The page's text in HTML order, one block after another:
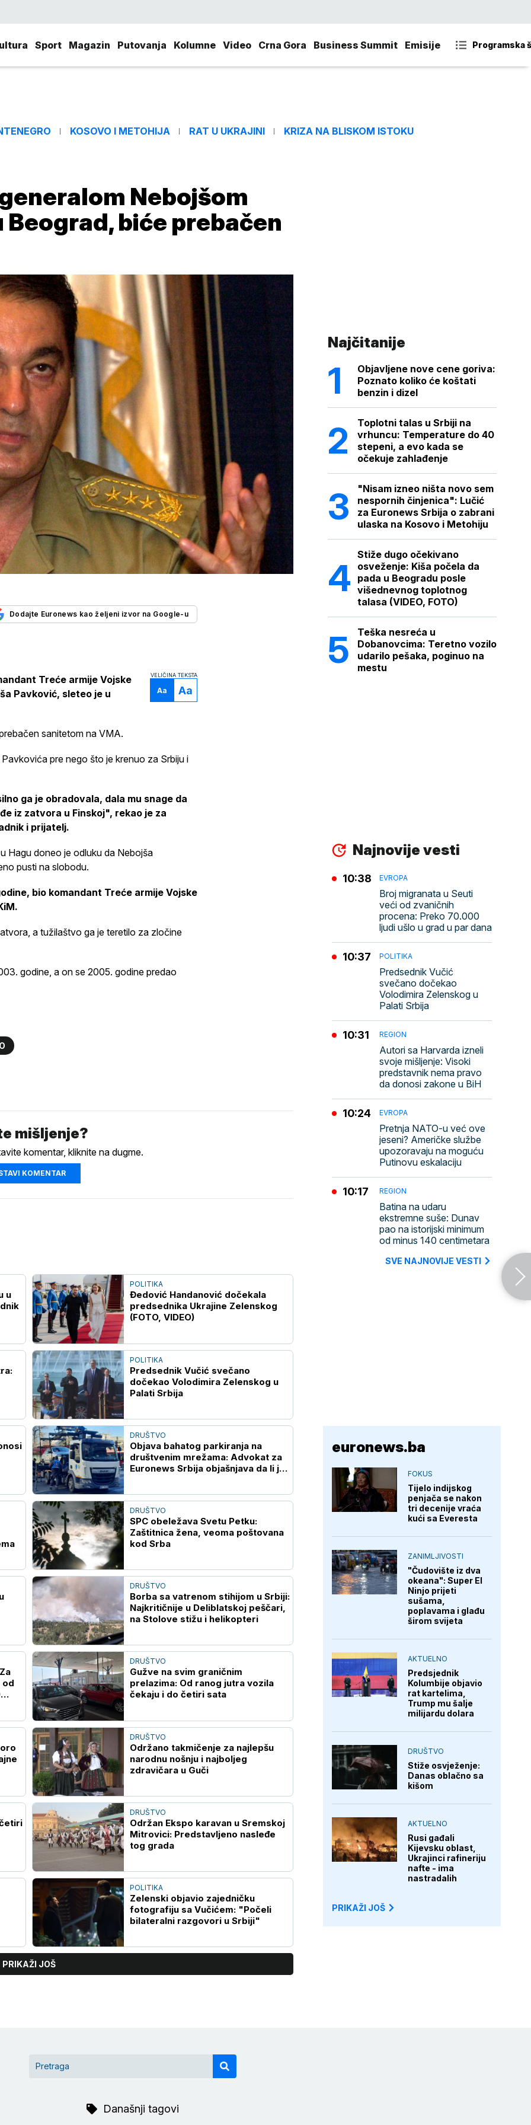
Sport Magazin Putovanja Kolumne Video Crna Gora Business Summit Emisije Programska
KOSOVO I METOHIJA RAT U UKRAJINI KRIZA NA BLISKOM ISTOKU
Nebojšom
biće prebačen
Dodajte Euronews kao željeni izvor na Google-u
VELIČINA TEKSTA
Aa Aa
Treće armije Vojske
Pavković, sleteo je u
sanitetom na VMA.
pre nego što je krenuo za Srbiju i
ga je obradovala, dala mu snage da
iz zatvora u Finskoj", rekao je za
i prijatelj.
Hagu doneo je odluku da Nebojša
pusti na slobodu.
bio komandant Treće armije Vojske
a tužilaštvo ga je teretilo za zločine
godine, a on se 2005. godine predao
mišljenje?
komentar, kliknite na dugme.
KOMENTAR
u
POLITIKA
Đedović Handanović dočekala
predsednika Ukrajine Zelenskog
(FOTO, VIDEO)
POLITIKA
Predsednik Vučić svečano
dočekao Volodimira Zelenskog u
Palati Srbija
DRUŠTVO
Objava bahatog parkiranja na
društvenim mrežama: Advokat za
Euronews Srbija objašnjava da li je
DRUŠTVO
SPC obeležava Svetu Petku:
Zaštitnica žena, veoma poštovana
kod Srba
DRUŠTVO
Borba sa vatrenom stihijom u Srbiji:
Najkritičnije u Deliblatskoj peščari,
na Stolove stižu i helikopteri
od
DRUŠTVO
Gužve na svim graničnim
prelazima: Od ranog jutra vozila
čekaju i do četiri sata
DRUŠTVO
Održano takmičenje za najlepšu
narodnu nošnju i najboljeg
zdravičara u Guči
DRUŠTVO
Održan Ekspo karavan u Sremskoj
Mitrovici: Predstavljeno nasleđe
tog grada
POLITIKA
Zelenski objavio zajedničku
fotografiju sa Vučićem: "Počeli
bilateralni razgovori u Srbiji"
PRIKAŽI JOŠ
Najčitanije
Objavljene nove cene goriva:
Poznato koliko će koštati
benzin i dizel
Toplotni talas u Srbiji na
vrhuncu: Temperature do 40
stepeni, a evo kada se
očekuje zahlađenje
"Nisam izneo ništa novo sem
nespornih činjenica": Lučić
za Euronews Srbija o zabrani
ulaska na Kosovo i Metohiju
Stiže dugo očekivano
osveženje: Kiša počela da
pada u Beogradu posle
višednevnog toplotnog
talasa (VIDEO, FOTO)
Teška nesreća u
Dobanovcima: Teretno vozilo
udarilo pešaka, poginuo na
mestu
Najnovije vesti
EVROPA
Broj migranata u Seuti
veći od zvaničnih
procena: Preko 70.000
ljudi ušlo u grad u par dana
10:38
POLITIKA
Predsednik Vučić
svečano dočekao
Volodimira Zelenskog u
Palati Srbija
10:37
REGION
Autori sa Harvarda izneli
svoje mišljenje: Visoki
predstavnik nema pravo
da donosi zakone u BiH
10:31
EVROPA
Pretnja NATO-u već ove
jeseni? Američke službe
upozoravaju na moguću
Putinovu eskalaciju
10:24
REGION
Batina na udaru
ekstremne suše: Dunav
pao na istorijski minimum
od minus 140 centimetara
10:17
SVE NAJNOVIJE VESTI
euronews.ba
FOKUS
Tijelo indijskog
penjača se nakon
tri decenije vraća
kući sa Everesta
ZANIMLJIVOSTI
"Čudovište iz dva
okeana": Super El
Ninjo prijeti
sušama,
poplavama i glađu
širom svijeta
AKTUELNO
Predsjednik
Kolumbije objavio
rat kartelima,
Trump mu šalje
milijardu dolara
DRUŠTVO
Stiže osvježenje:
Danas oblačno sa
kišom
AKTUELNO
Rusi gađali
Kijevsku oblast,
Ukrajinci rafineriju
nafte - ima
nastradalih
PRIKAŽI JOŠ
Današnji tagovi